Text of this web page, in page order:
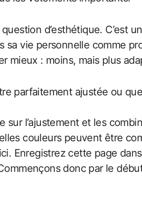
d’esthétique.
vie personnelle comme
mieux : moins, mais plus
l’ajustement et les
couleurs peuvent être
Enregistrez cette page
donc par le